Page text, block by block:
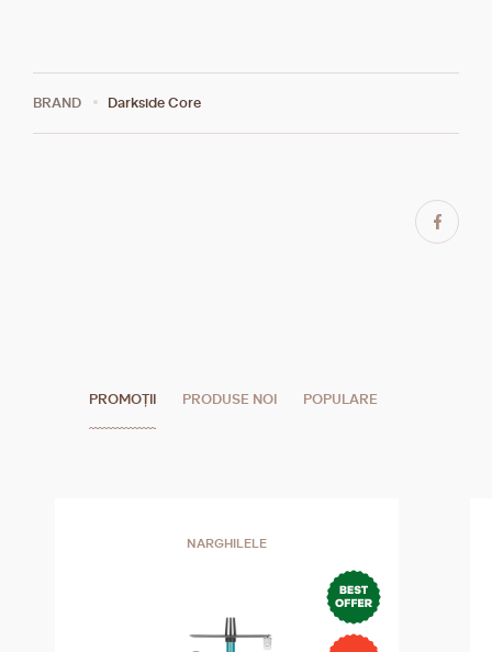
BRAND Darkside Core
PROMOȚII PRODUSE NOI POPULARE
NARGHILELE